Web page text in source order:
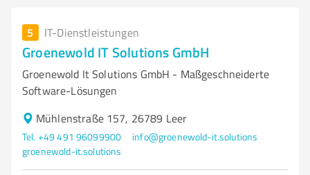
5 IT-Dienstleistungen
Groenewold IT Solutions GmbH
Groenewold It Solutions GmbH - Maßgeschneiderte
Software-Lösungen
Mühlenstraße 157, 26789 Leer
Tel. +49 491 96099900
info@groenewold-it.solutions
groenewold-it.solutions